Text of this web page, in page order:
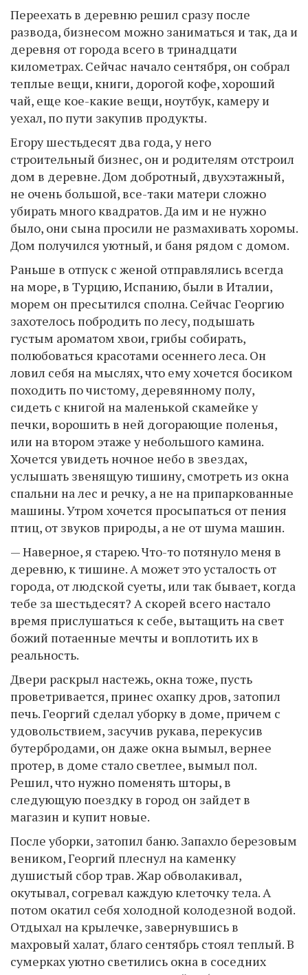
Переехать в деревню решил сразу после
развода, бизнесом можно заниматься и так, да и
деревня от города всего в тринадцати
километрах. Сейчас начало сентября, он собрал
теплые вещи, книги, дорогой кофе, хороший
чай, еще кое-какие вещи, ноутбук, камеру и
уехал, по пути закупив продукты.
Егору шестьдесят два года, у него
строительный бизнес, он и родителям отстроил
дом в деревне. Дом добротный, двухэтажный,
не очень большой, все-таки матери сложно
убирать много квадратов. Да им и не нужно
было, они сына просили не размахивать хоромы.
Дом получился уютный, и баня рядом с домом.
Раньше в отпуск с женой отправлялись всегда
на море, в Турцию, Испанию, были в Италии,
морем он пресытился сполна. Сейчас Георгию
захотелось побродить по лесу, подышать
густым ароматом хвои, грибы собирать,
полюбоваться красотами осеннего леса. Он
ловил себя на мыслях, что ему хочется босиком
походить по чистому, деревянному полу,
сидеть с книгой на маленькой скамейке у
печки, ворошить в ней догорающие поленья,
или на втором этаже у небольшого камина.
Хочется увидеть ночное небо в звездах,
услышать звенящую тишину, смотреть из окна
спальни на лес и речку, а не на припаркованные
машины. Утром хочется просыпаться от пения
птиц, от звуков природы, а не от шума машин.
— Наверное, я старею. Что-то потянуло меня в
деревню, к тишине. А может это усталость от
города, от людской суеты, или так бывает, когда
тебе за шестьдесят? А скорей всего настало
время прислушаться к себе, вытащить на свет
божий потаенные мечты и воплотить их в
реальность.
Двери раскрыл настежь, окна тоже, пусть
проветривается, принес охапку дров, затопил
печь. Георгий сделал уборку в доме, причем с
удовольствием, засучив рукава, перекусив
бутербродами, он даже окна вымыл, вернее
протер, в доме стало светлее, вымыл пол.
Решил, что нужно поменять шторы, в
следующую поездку в город он зайдет в
магазин и купит новые.
После уборки, затопил баню. Запахло березовым
веником, Георгий плеснул на каменку
душистый сбор трав. Жар обволакивал,
окутывал, согревал каждую клеточку тела. А
потом окатил себя холодной колодезной водой.
Отдыхал на крылечке, завернувшись в
махровый халат, благо сентябрь стоял теплый. В
сумерках уютно светились окна в соседних